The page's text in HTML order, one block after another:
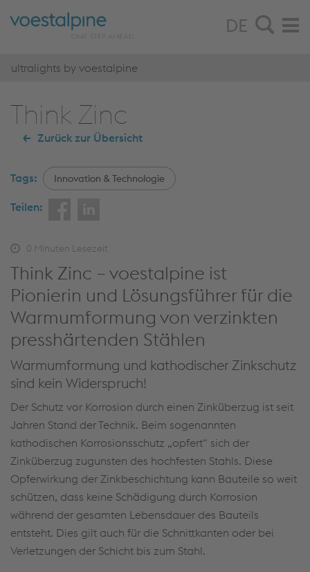
DE
ultralights by voestalpine
Think Zinc
Zurück zur Übersicht
Tags: Innovation & Technologie
Teilen:
0 Minuten Lesezeit
Think Zinc – voestalpine ist
Pionierin und Lösungsführer für die
Warmumformung von verzinkten
presshärtenden Stählen
Warmumformung und kathodischer Zinkschutz
sind kein Widerspruch!
Der Schutz vor Korrosion durch einen Zinküberzug ist seit
Jahren Stand der Technik. Beim sogenannten
kathodischen Korrosionsschutz „opfert“ sich der
Zinküberzug zugunsten des hochfesten Stahls. Diese
Opferwirkung der Zinkbeschichtung kann Bauteile so weit
schützen, dass keine Schädigung durch Korrosion
während der gesamten Lebensdauer des Bauteils
entsteht. Dies gilt auch für die Schnittkanten oder bei
Verletzungen der Schicht bis zum Stahl.